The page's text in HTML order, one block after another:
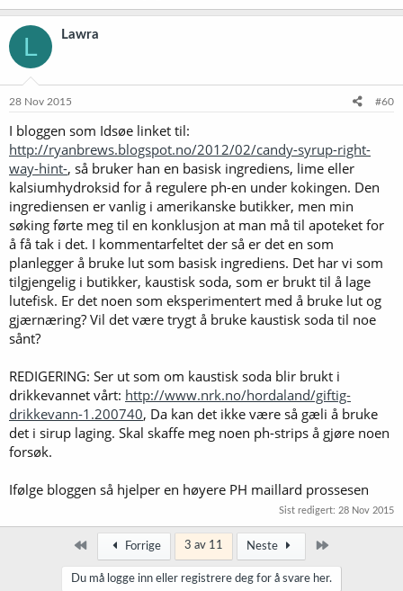
L Lawra
28 Nov 2015 #60
I bloggen som Idsøe linket til:
http://ryanbrews.blogspot.no/2012/02/candy-syrup-right-
way-hint-, så bruker han en basisk ingrediens, lime eller
kalsiumhydroksid for å regulere ph-en under kokingen. Den
ingrediensen er vanlig i amerikanske butikker, men min
søking førte meg til en konklusjon at man må til apoteket for
å få tak i det. I kommentarfeltet der så er det en som
planlegger å bruke lut som basisk ingrediens. Det har vi som
tilgjengelig i butikker, kaustisk soda, som er brukt til å lage
lutefisk. Er det noen som eksperimentert med å bruke lut og
gjærnæring? Vil det være trygt å bruke kaustisk soda til noe
sånt?
REDIGERING: Ser ut som om kaustisk soda blir brukt i
drikkevannet vårt: http://www.nrk.no/hordaland/giftig-
drikkevann-1.200740, Da kan det ikke være så gæli å bruke
det i sirup laging. Skal skaffe meg noen ph-strips å gjøre noen
forsøk.
Ifølge bloggen så hjelper en høyere PH maillard prossesen
Sist redigert: 28 Nov 2015
Først Forrige 3 av 11 Neste
Du må logge inn eller registrere deg for å svare her.